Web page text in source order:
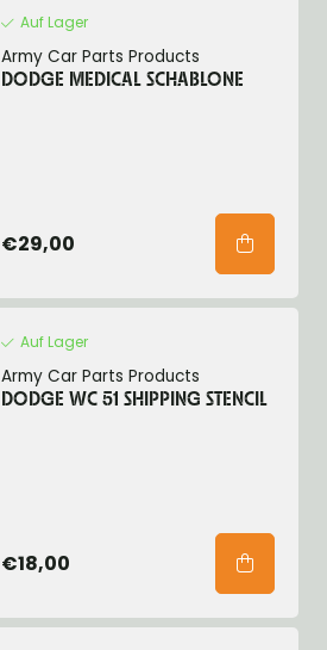
Auf Lager
Army Car Parts Products
DODGE MEDICAL SCHABLONE
€29,00
Auf Lager
Army Car Parts Products
DODGE WC 51 SHIPPING STENCIL
€18,00